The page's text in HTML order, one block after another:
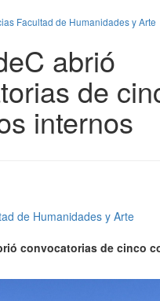
Facultad de Humanidades y Arte
abrió
de
internos
de Humanidades y Arte
convocatorias de cinco